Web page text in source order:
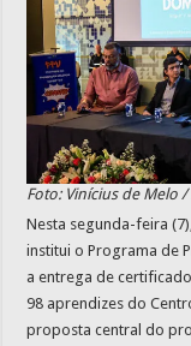
Foto: Vinícius de Melo /
Nesta segunda-feira
institui o Programa de
a entrega de
98 aprendizes do
proposta central do